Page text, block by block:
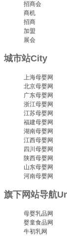
招商会
商机
招商
加盟
展会
城市站City
上海母婴网
北京母婴网
广东母婴网
浙江母婴网
江苏母婴网
福建母婴网
湖南母婴网
江西母婴网
四川母婴网
陕西母婴网
山东母婴网
河南母婴网
旗下网站导航
母婴乳品网
婴童食品网
牛初乳网